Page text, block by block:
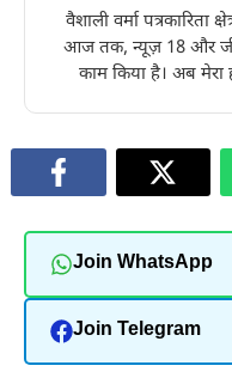
वैशाली वर्मा पत्रकारिता
आज तक, न्यूज़ 18 और
काम किया है। अब मेरा
Join WhatsApp
Join Telegram